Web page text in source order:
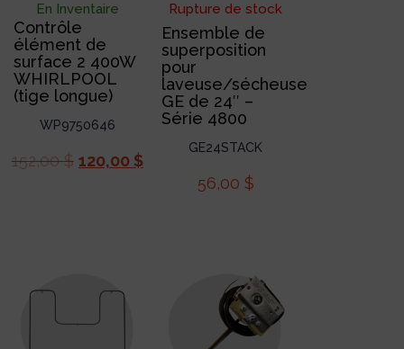
En Inventaire
Contrôle
élément de
surface 2 400W
WHIRLPOOL
(tige longue)
WP9750646
152,00$ 120,00 $
Rupture de stock
Ensemble de
superposition
pour
laveuse/sécheuse
GE de 24″ –
Série 4800
GE24STACK
56,00 $